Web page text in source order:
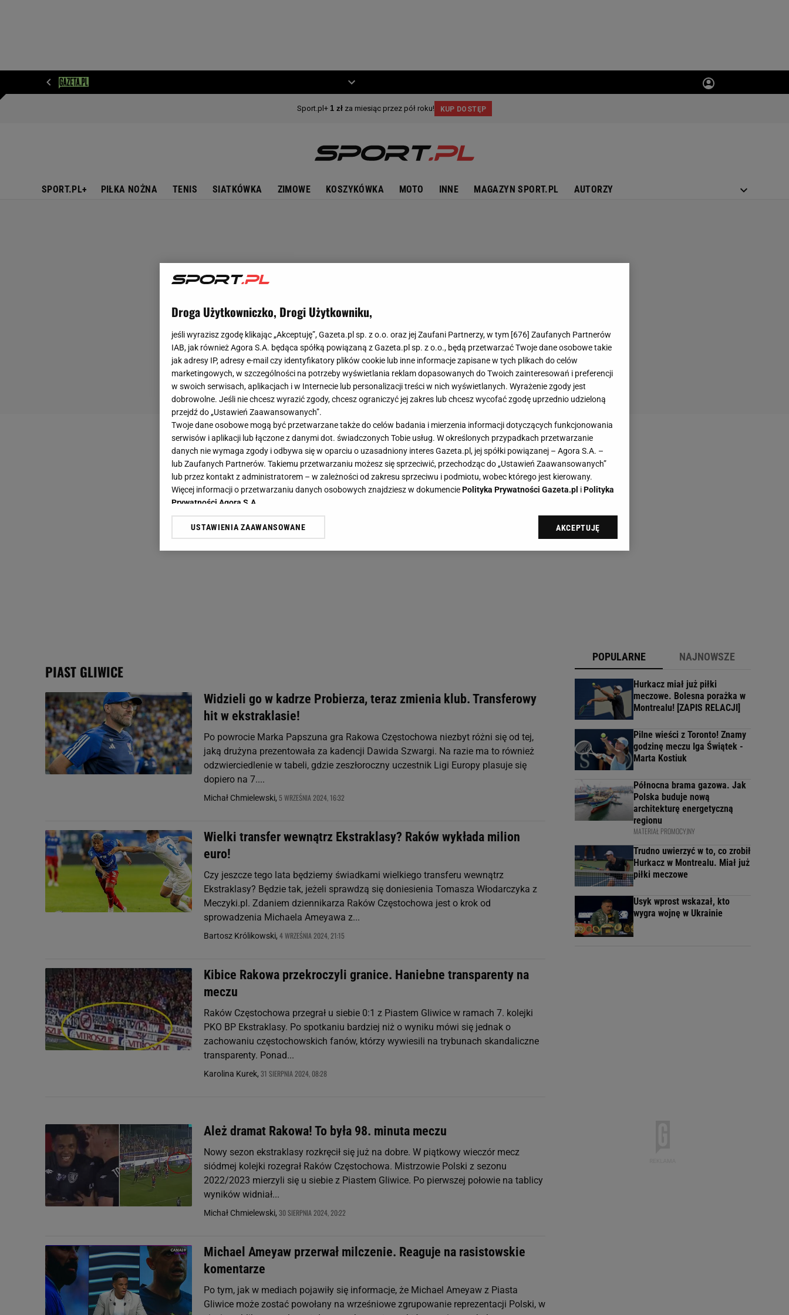
SPORT.PL+ PIŁKA NOŻNA TENIS SIATKÓWKA ZIMOWE KOSZYKÓWKA MOTO INNE MAGAZYN SPORT.PL AUTORZY
PIAST GLIWICE
Widzieli go w kadrze Probierza, teraz zmienia klub. Transferowy
hit w ekstraklasie!
Po powrocie Marka Papszuna gra Rakowa Częstochowa niezbyt różni się od tej,
jaką drużyna prezentowała za kadencji Dawida Szwargi. Na razie ma to również
odzwierciedlenie w tabeli, gdzie zeszłoroczny uczestnik Ligi Europy plasuje się
dopiero na 7....
Michał Chmielewski, 5 WRZEŚNIA 2024, 16:32
Wielki transfer wewnątrz Ekstraklasy? Raków wykłada milion
euro!
Czy jeszcze tego lata będziemy świadkami wielkiego transferu wewnątrz
Ekstraklasy? Będzie tak, jeżeli sprawdzą się doniesienia Tomasza Włodarczyka z
Meczyki.pl. Zdaniem dziennikarza Raków Częstochowa jest o krok od
sprowadzenia Michaela Ameyawa z...
Bartosz Królikowski, 4 WRZEŚNIA 2024, 21:15
Kibice Rakowa przekroczyli granice. Haniebne transparenty na
meczu
Raków Częstochowa przegrał u siebie 0:1 z Piastem Gliwice w ramach 7. kolejki
PKO BP Ekstraklasy. Po spotkaniu bardziej niż o wyniku mówi się jednak o
zachowaniu częstochowskich fanów, którzy wywiesili na trybunach skandaliczne
transparenty. Ponad...
Karolina Kurek, 31 SIERPNIA 2024, 08:28
Ależ dramat Rakowa! To była 98. minuta meczu
Nowy sezon ekstraklasy rozkręcił się już na dobre. W piątkowy wieczór mecz
siódmej kolejki rozegrał Raków Częstochowa. Mistrzowie Polski z sezonu
2022/2023 mierzyli się u siebie z Piastem Gliwice. Po pierwszej połowie na tablicy
wyników widniał...
Michał Chmielewski, 30 SIERPNIA 2024, 20:22
Michael Ameyaw przerwał milczenie. Reaguje na rasistowskie
komentarze
Po tym, jak w mediach pojawiły się informacje, że Michael Ameyaw z Piasta
Gliwice może zostać powołany na wrześniowe zgrupowanie reprezentacji Polski, w
POPULARNE NAJNOWSZE
Hurkacz miał już piłki
meczowe. Bolesna porażka w
Montrealu! [ZAPIS RELACJI]
Pilne wieści z Toronto! Znamy
godzinę meczu Iga Świątek -
Marta Kostiuk
Północna brama gazowa. Jak
Polska buduje nową
architekturę energetyczną
regionu
MATERIAŁ PROMOCYJNY
Trudno uwierzyć w to, co zrobił
Hurkacz w Montrealu. Miał już
piłki meczowe
Usyk wprost wskazał, kto
wygra wojnę w Ukrainie
Droga Użytkowniczko, Drogi Użytkowniku,
jeśli wyrazisz zgodę klikając „Akceptuję”, Gazeta.pl sp. z o.o. oraz jej Zaufani Partnerzy, w tym [676] Zaufanych Partnerów
IAB, jak również Agora S.A. będąca spółką powiązaną z Gazeta.pl sp. z o.o., będą przetwarzać Twoje dane osobowe takie
jak adresy IP, adresy e-mail czy identyfikatory plików cookie lub inne informacje zapisane w tych plikach do celów
marketingowych, w szczególności na potrzeby wyświetlania reklam dopasowanych do Twoich zainteresowań i preferencji
w swoich serwisach, aplikacjach i w Internecie lub personalizacji treści w nich wyświetlanych. Wyrażenie zgody jest
dobrowolne. Jeśli nie chcesz wyrazić zgody, chcesz ograniczyć jej zakres lub chcesz wycofać zgodę uprzednio udzieloną
przejdź do „Ustawień Zaawansowanych”.
Twoje dane osobowe mogą być przetwarzane także do celów badania i mierzenia informacji dotyczących funkcjonowania
serwisów i aplikacji lub łączone z danymi dot. świadczonych Tobie usług. W określonych przypadkach przetwarzanie
danych nie wymaga zgody i odbywa się w oparciu o uzasadniony interes Gazeta.pl, jej spółki powiązanej – Agora S.A. –
lub Zaufanych Partnerów. Takiemu przetwarzaniu możesz się sprzeciwić, przechodząc do „Ustawień Zaawansowanych”
lub przez kontakt z administratorem – w zależności od zakresu sprzeciwu i podmiotu, wobec którego jest kierowany.
Więcej informacji o przetwarzaniu danych osobowych znajdziesz w dokumenciePolityka Prywatności Gazeta.pl iPolityka
Prywatności Agora S.A.
Klikając „Akceptuję” wyrażasz też zgodę na zainstalowanie i przechowywanie plików cookie Gazeta.pl sp. z o.o., jej
Zaufanych Partnerów i Agora S.A. na Twoim urządzeniu końcowym. Możesz w każdej chwili zmienić swoje preferencje
USTAWIENIA ZAAWANSOWANE AKCEPTUJĘ